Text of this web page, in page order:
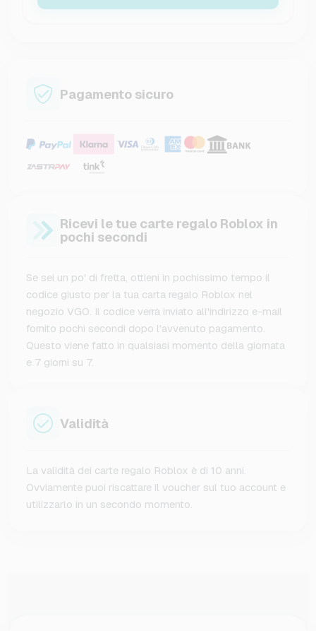
Pagamento sicuro
Ricevi le tue carte regalo Roblox in
pochi secondi
Se sei un po' di fretta, ottieni in pochissimo tempo il
codice giusto per la tua carta regalo Roblox nel
negozio VGO. Il codice verrà inviato all'indirizzo e-mail
fornito pochi secondi dopo l'avvenuto pagamento.
Questo viene fatto in qualsiasi momento della giornata
e 7 giorni su 7.
Validità
La validità dei carte regalo Roblox è di 10 anni.
Ovviamente puoi riscattare il voucher sul tuo account e
utilizzarlo in un secondo momento.